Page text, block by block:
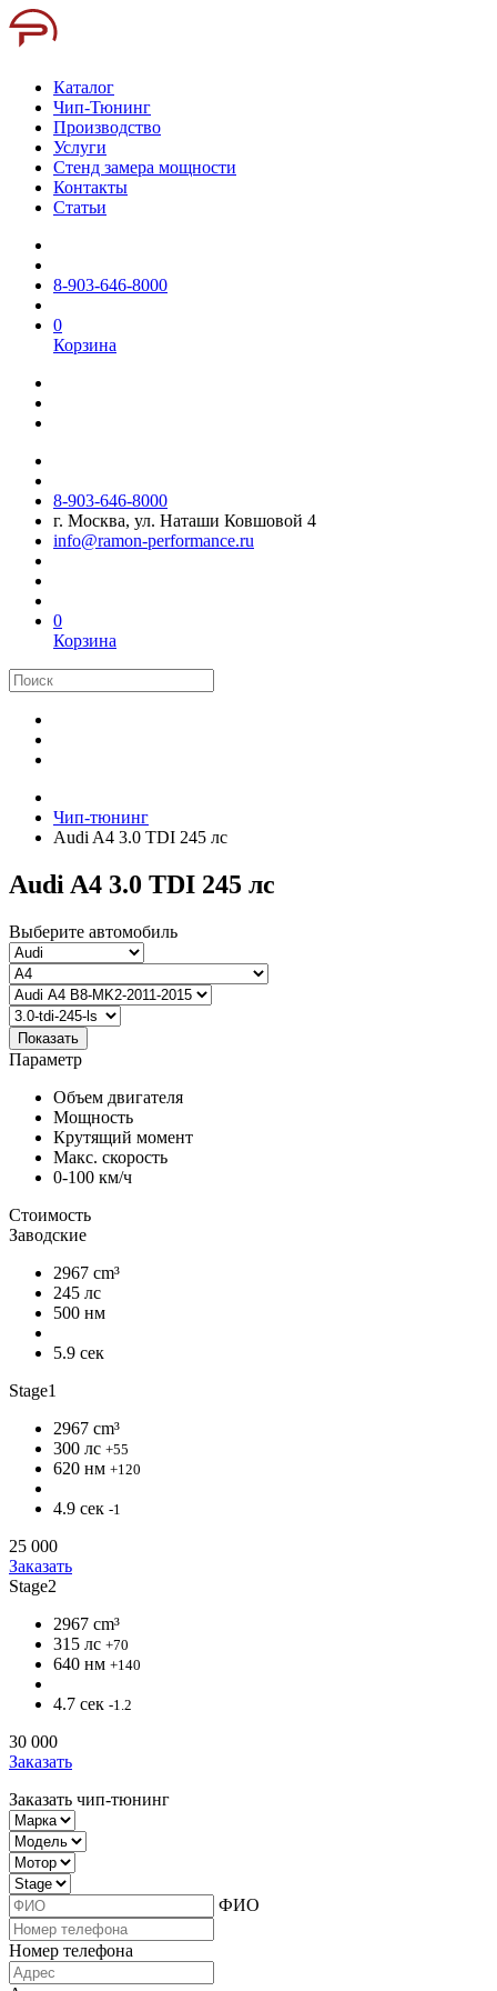
Каталог
Чип-Тюнинг
Производство
Услуги
Стенд замера мощности
Контакты
Статьи
8-903-646-8000
0
Корзина
8-903-646-8000
г. Москва, ул. Наташи Ковшовой 4
info@ramon-performance.ru
0
Корзина
Чип-тюнинг
Audi A4 3.0 TDI 245 лс
Audi A4 3.0 TDI 245 лс
Выберите автомобиль
Показать
Параметр
Объем двигателя
Мощность
Крутящий момент
Макс. скорость
0-100 км/ч
Стоимость
Заводские
2967 cm³
245 лс
500 нм
5.9 сек
Stage1
2967 cm³
300 лс +55
620 нм +120
4.9 сек -1
25 000
Заказать
Stage2
2967 cm³
315 лс +70
640 нм +140
4.7 сек -1.2
30 000
Заказать
Заказать чип-тюнинг
ФИО
Номер телефона